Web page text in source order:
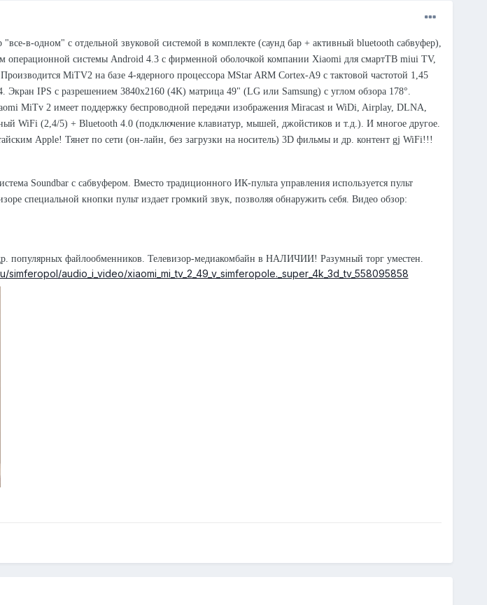
в-одном" с отдельной звуковой системой в комплекте (саунд бар + активный bluetooth сабвуфер),
операционной системы Android 4.3 с фирменной оболочкой компании Xiaomi для смартТВ miui TV,
MiTV2 на базе 4-ядерного процессора MStar ARM Cortex-A9 с тактовой частотой 1,45
Экран IPS с разрешением 3840x2160 (4K) матрица 49" (LG или Samsung) с углом обзора 178°.
MiTv 2 имеет поддержку беспроводной передачи изображения Miracast и WiDi, Airplay, DLNA,
WiFi (2,4/5) + Bluetooth 4.0 (подключение клавиатур, мышей, джойстиков и т.д.). И многое другое.
Apple! Тянет по сети (он-лайн, без загрузки на носитель) 3D фильмы и др. контент gj WiFi!!!
Soundbar с сабвуфером. Вместо традиционного ИК-пульта управления используется пульт
специальной кнопки пульт издает громкий звук, позволяя обнаружить себя. Видео обзор:
популярных файлообменников. Телевизор-медиакомбайн в НАЛИЧИИ! Разумный торг уместен.
simferopol/audio_i_video/xiaomi_mi_tv_2_49_v_simferopole._super_4k_3d_tv_558095858